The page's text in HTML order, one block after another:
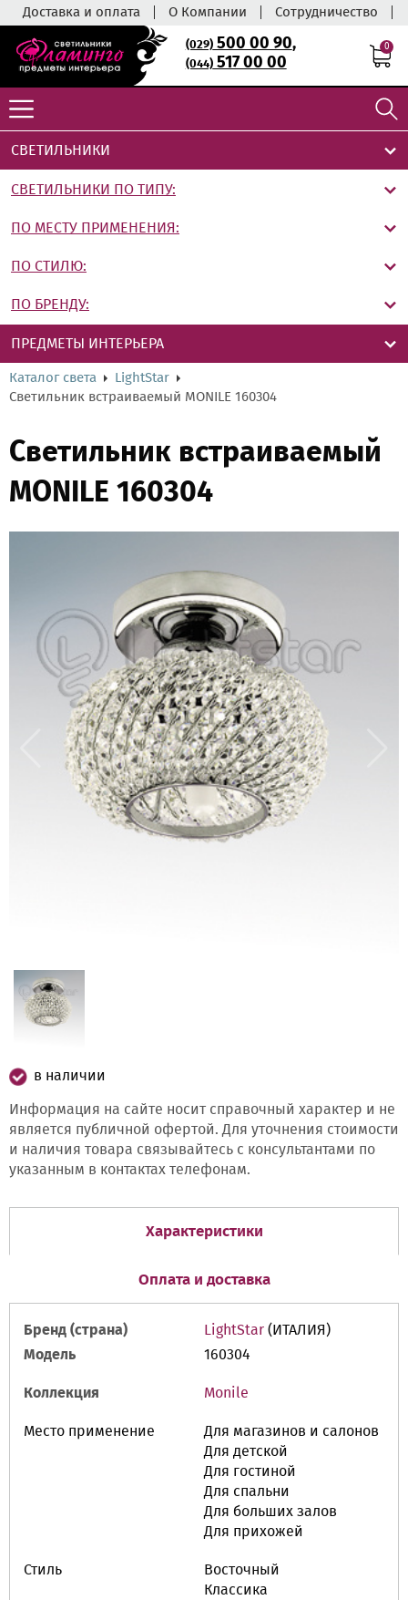
Доставка и оплата О Компании Сотрудничество
(029)500 00 90,
(044)517 00 00
0
СВЕТИЛЬНИКИ
СВЕТИЛЬНИКИ ПО ТИПУ:
ПО МЕСТУ ПРИМЕНЕНИЯ:
ПО СТИЛЮ:
ПО БРЕНДУ:
ПРЕДМЕТЫ ИНТЕРЬЕРА
Каталог света
LightStar
Светильник встраиваемый MONILE 160304
Светильник встраиваемый
MONILE 160304
в наличии
Информация на сайте носит справочный характер и не
является публичной офертой. Для уточнения стоимости
и наличия товара связывайтесь с консультантами по
указанным в контактах телефонам.
Характеристики
Оплата и доставка
Бренд (страна) LightStar (ИТАЛИЯ)
Модель
160304
Коллекция Monile
Место применение
Для магазинов и салонов
Для детской
Для гостиной
Для спальни
Для больших залов
Для прихожей
Стиль
Восточный
Классика